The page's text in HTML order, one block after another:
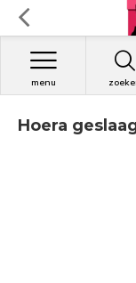
menu
Hoera